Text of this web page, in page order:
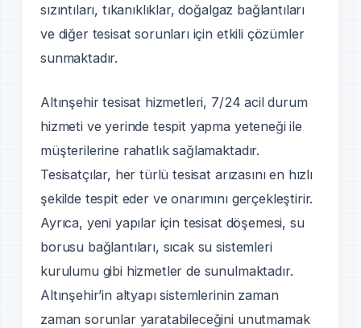
sızıntıları, tıkanıklıklar, doğalgaz bağlantıları
ve diğer tesisat sorunları için etkili çözümler
sunmaktadır.
Altınşehir tesisat hizmetleri, 7/24 acil durum
hizmeti ve yerinde tespit yapma yeteneği ile
müşterilerine rahatlık sağlamaktadır.
Tesisatçılar, her türlü tesisat arızasını en hızlı
şekilde tespit eder ve onarımını gerçekleştirir.
Ayrıca, yeni yapılar için tesisat döşemesi, su
borusu bağlantıları, sıcak su sistemleri
kurulumu gibi hizmetler de sunulmaktadır.
Altınşehir’in altyapı sistemlerinin zaman
zaman sorunlar yaratabileceğini unutmamak